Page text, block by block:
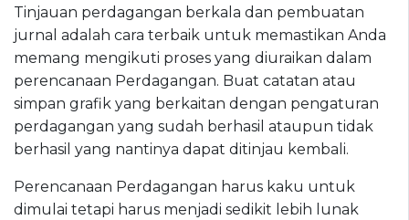
Tinjauan perdagangan berkala dan pembuatan
jurnal adalah cara terbaik untuk memastikan Anda
memang mengikuti proses yang diuraikan dalam
perencanaan Perdagangan. Buat catatan atau
simpan grafik yang berkaitan dengan pengaturan
perdagangan yang sudah berhasil ataupun tidak
berhasil yang nantinya dapat ditinjau kembali.
Perencanaan Perdagangan harus kaku untuk
dimulai tetapi harus menjadi sedikit lebih lunak